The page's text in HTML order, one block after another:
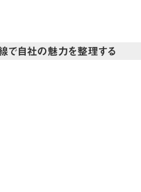
自社の魅力を整理する